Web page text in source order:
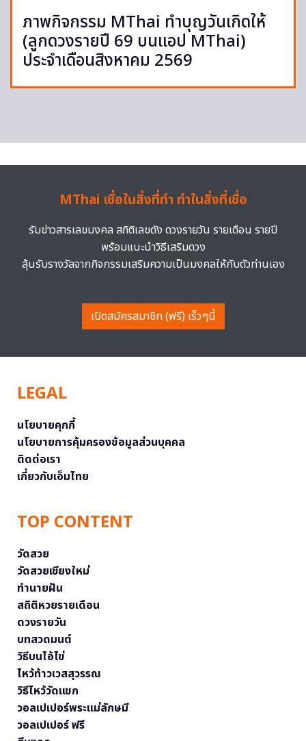
ภาพกิจกรรม MThai ทำบุญวันเกิดให้
(ลูกดวงรายปี 69 บนแอป MThai)
ประจำเดือนสิงหาคม 2569
MThai เชื่อในสิ่งที่ทำ ทำในสิ่งที่เชื่อ
รับข่าวสารเลขมงคล สถิติเลขดัง ดวงรายวัน รายเดือน รายปี
พร้อมแนะนำวิธีเสริมดวง
ลุ้นรับรางวัลจากกิจกรรมเสริมความเป็นมงคลให้กับตัวท่านเอง
เปิดสมัครสมาชิก (ฟรี) เร็วๆนี้
LEGAL
นโยบายคุกกี้
นโยบายการคุ้มครองข้อมูลส่วนบุคคล
ติดต่อเรา
เกี่ยวกับเอ็มไทย
TOP CONTENT
วัดสวย
วัดสวยเชียงใหม่
ทำนายฝัน
สถิติหวยรายเดือน
ดวงรายวัน
บทสวดมนต์
วิธีบนไอ้ไข่
ไหว้ท้าวเวสสุวรรณ
วิธีไหว้วัดแขก
วอลเปเปอร์พระแม่ลักษมี
วอลเปเปอร์ ฟรี